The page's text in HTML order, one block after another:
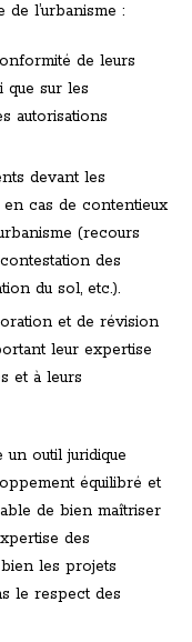
l’urbanisme :
de leurs
que sur les
autorisations
devant les
cas de contentieux
(recours
des
du sol, etc.).
et de révision
leur expertise
et à leurs
un outil juridique
équilibré et
de bien maîtriser
des
les projets
le respect des